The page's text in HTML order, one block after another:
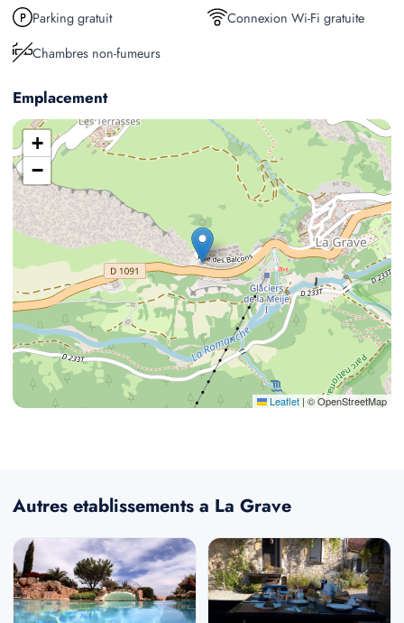
Parking gratuit
Connexion Wi-Fi gratuite
Chambres non-fumeurs
Emplacement
+
−
Leaflet | © OpenStreetMap
Autres etablissements a La Grave